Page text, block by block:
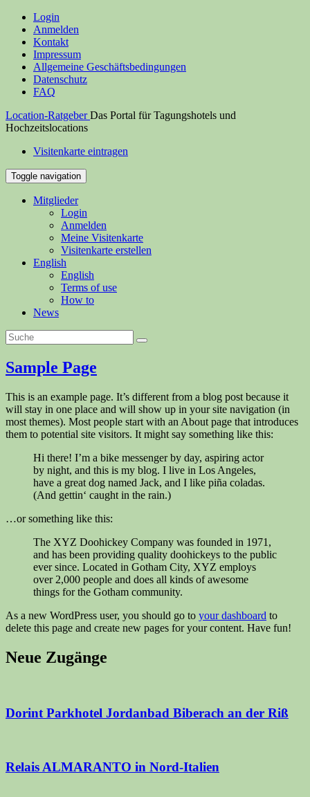
Login
Anmelden
Kontakt
Impressum
Allgemeine Geschäftsbedingungen
Datenschutz
FAQ
Location-Ratgeber Das Portal für Tagungshotels und
Hochzeitslocations
Visitenkarte eintragen
Toggle navigation
Mitglieder
Login
Anmelden
Meine Visitenkarte
Visitenkarte erstellen
English
English
Terms of use
How to
News
Sample Page
This is an example page. It’s different from a blog post because it
will stay in one place and will show up in your site navigation (in
most themes). Most people start with an About page that introduces
them to potential site visitors. It might say something like this:
Hi there! I’m a bike messenger by day, aspiring actor
by night, and this is my blog. I live in Los Angeles,
have a great dog named Jack, and I like piña coladas.
(And gettin‘ caught in the rain.)
…or something like this:
The XYZ Doohickey Company was founded in 1971,
and has been providing quality doohickeys to the public
ever since. Located in Gotham City, XYZ employs
over 2,000 people and does all kinds of awesome
things for the Gotham community.
As a new WordPress user, you should go to your dashboard to
delete this page and create new pages for your content. Have fun!
Neue Zugänge
Dorint Parkhotel Jordanbad Biberach an der Riß
Relais ALMARANTO in Nord-Italien